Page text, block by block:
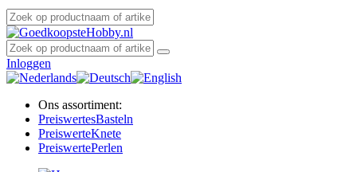
Inloggen
Ons assortiment:
PreiswertesBasteln
PreiswerteKnete
PreiswertePerlen